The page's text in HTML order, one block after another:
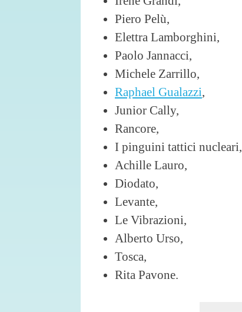
Piero Pelù,
Elettra Lamborghini,
Paolo Jannacci,
Michele Zarrillo,
Raphael Gualazzi,
Junior Cally,
Rancore,
I pinguini tattici nucleari,
Achille Lauro,
Diodato,
Levante,
Le Vibrazioni,
Alberto Urso,
Tosca,
Rita Pavone.